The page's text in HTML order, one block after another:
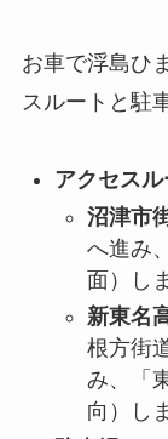
お車で浮島ひ
スルートと駐
アクセス
沼津市
へ進み
面）し
新東名
根方街
み、「
向）し